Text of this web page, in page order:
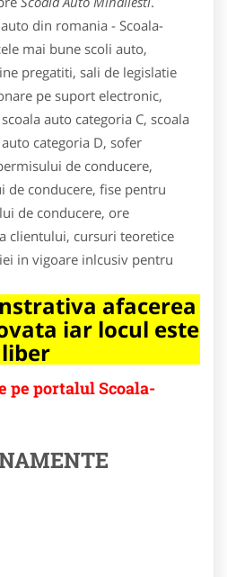
din romania - Scoala-
mai bune scoli auto,
pregatiti, sali de legislatie
pe suport electronic,
auto categoria C, scoala
categoria D, sofer
de conducere,
de conducere, fise pentru
de conducere, ore
clientului, cursuri teoretice
in vigoare inlcusiv pentru
afacerea
iar locul este
liber
pe portalul Scoala-